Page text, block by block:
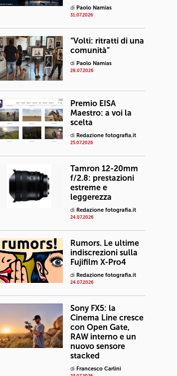
di Paolo Namias
31.07.2026
“Volti: ritratti di una
comunità”
di Paolo Namias
28.07.2026
Premio EISA
Maestro: a voi la
scelta
di Redazione fotografia.it
25.07.2026
Tamron 12-20mm
f/2.8: prestazioni
estreme e
leggerezza
di Redazione fotografia.it
24.07.2026
Rumors. Le ultime
indiscrezioni sulla
Fujifilm X-Pro4
di Redazione fotografia.it
24.07.2026
Sony FX5: la
Cinema Line cresce
con Open Gate,
RAW interno e un
nuovo sensore
stacked
di Francesco Carlini